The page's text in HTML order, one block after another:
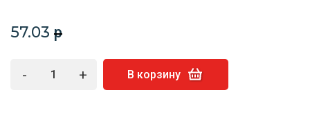
57.03 p
- + В корзину